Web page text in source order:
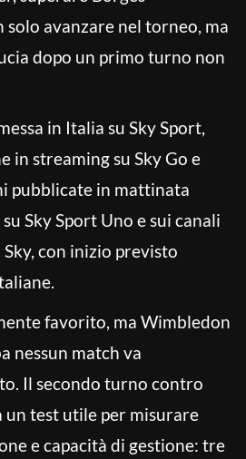
avanzare nel torneo, ma
dopo un primo turno non
in Italia su Sky Sport,
in streaming su Sky Go e
pubblicate in mattinata
Sky Sport Uno e sui canali
con inizio previsto
favorito, ma Wimbledon
nessun match va
Il secondo turno contro
un test utile per misurare
e capacità di gestione: tre